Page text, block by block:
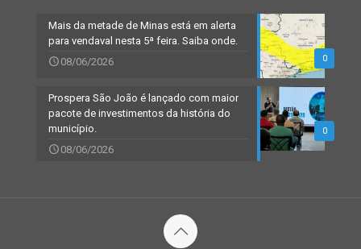
0
Mais da metade de Minas está em alerta
para vendaval nesta 5ª feira. Saiba onde.
08/06/2026
0
Prospera São João é lançado com maior
pacote de investimentos da história do
município.
08/06/2026